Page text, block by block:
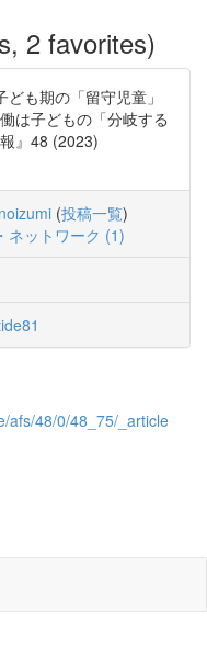
2 favorites)
も期の「留守児童」
は子どもの「分岐する
』48 (2023)
(投稿一覧)
ネットワーク (1)
afs/48/0/48_75/_article